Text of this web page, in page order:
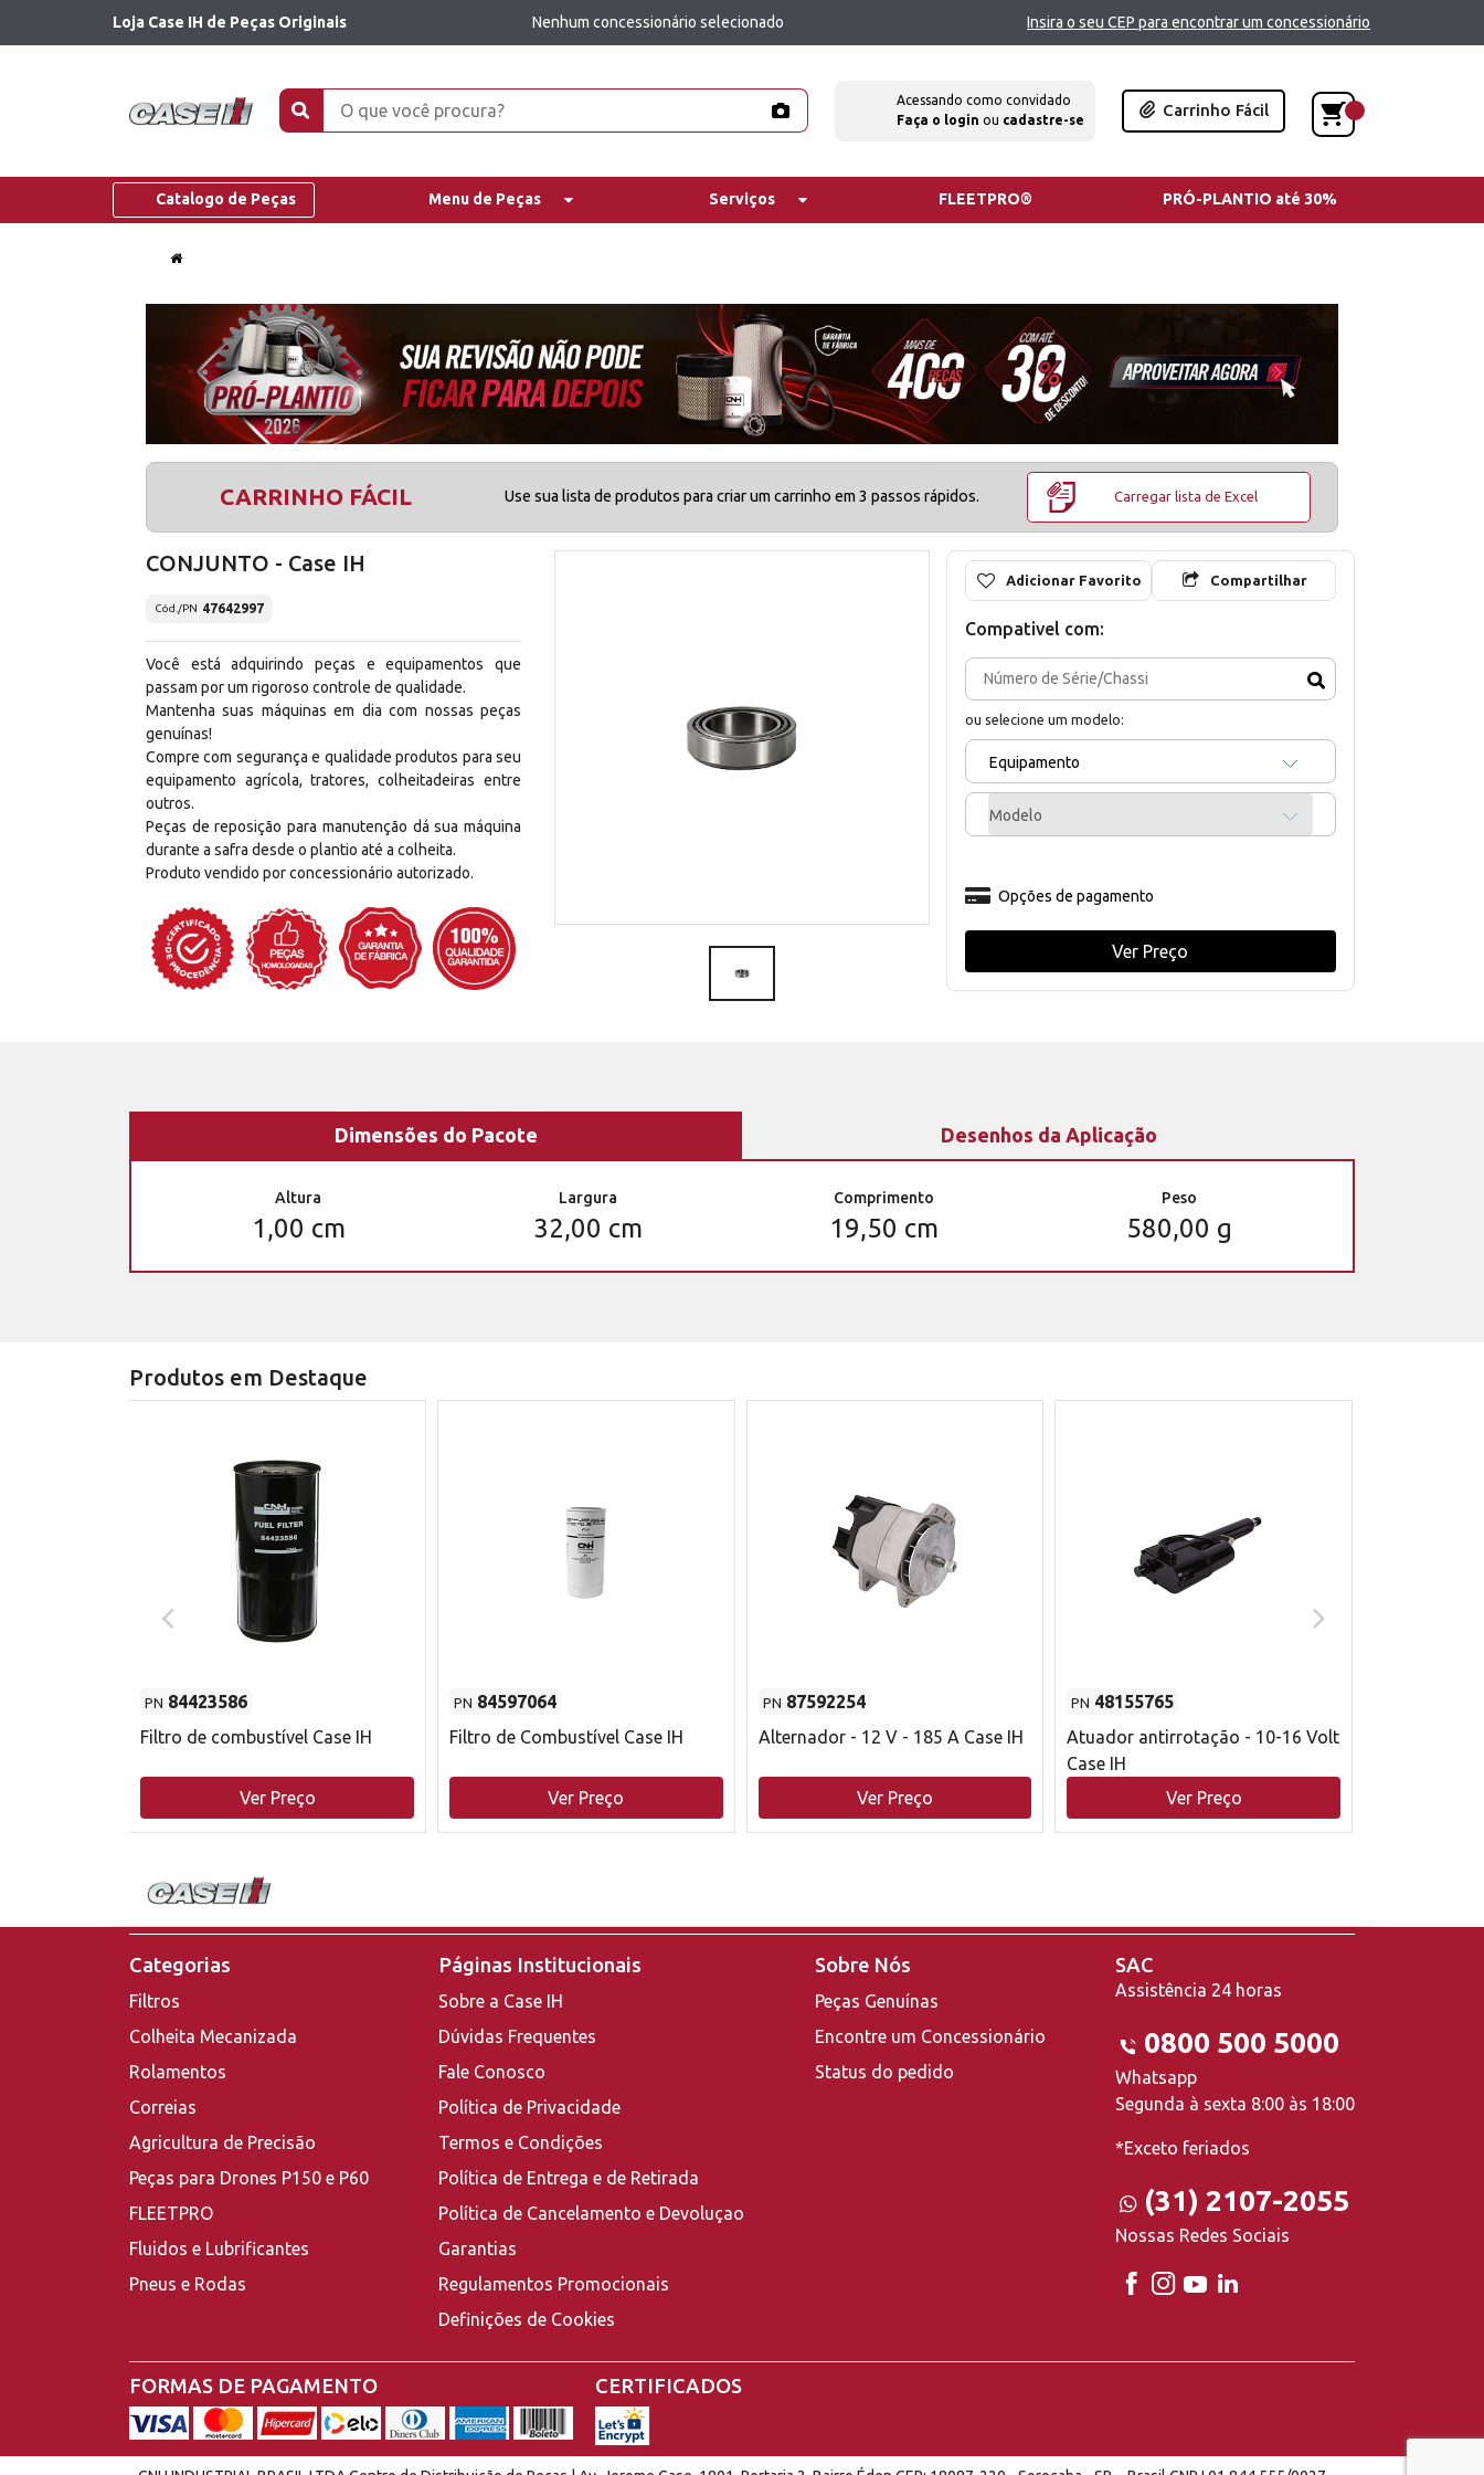
Loja Case IH de Peças Originais Nenhum concessionário selecionado Insira o seu CEP para encontrar um concessionário
Acessando como convidado
Faça o login ou cadastre-se
Carrinho Fácil
Catalogo de Peças Menu de Peças Serviços FLEETPRO® PRÓ-PLANTIO até 30%
CARRINHO FÁCIL Use sua lista de produtos para criar um carrinho em 3 passos rápidos. Carregar lista de Excel
CONJUNTO - Case IH
Cód./PN 47642997
Você está adquirindo peças e equipamentos que
passam por um rigoroso controle de qualidade.
Mantenha suas máquinas em dia com nossas peças
genuínas!
Compre com segurança e qualidade produtos para seu
equipamento agrícola, tratores, colheitadeiras entre
outros.
Peças de reposição para manutenção dá sua máquina
durante a safra desde o plantio até a colheita.
Produto vendido por concessionário autorizado.
Adicionar Favorito Compartilhar
Compativel com:
ou selecione um modelo:
Equipamento
Modelo
Opções de pagamento
Ver Preço
Dimensões do Pacote Desenhos da Aplicação
Altura
1,00 cm
Largura
32,00 cm
Comprimento
19,50 cm
Peso
580,00 g
Produtos em Destaque
PN 84423586
Filtro de combustível Case IH
Ver Preço
PN 84597064
Filtro de Combustível Case IH
Ver Preço
PN 87592254
Alternador - 12 V - 185 A Case IH
Ver Preço
PN 48155765
Atuador antirrotação - 10-16 Volt
Case IH
Ver Preço
Categorias
Filtros
Colheita Mecanizada
Rolamentos
Correias
Agricultura de Precisão
Peças para Drones P150 e P60
FLEETPRO
Fluidos e Lubrificantes
Pneus e Rodas
Páginas Institucionais
Sobre a Case IH
Dúvidas Frequentes
Fale Conosco
Política de Privacidade
Termos e Condições
Política de Entrega e de Retirada
Política de Cancelamento e Devoluçao
Garantias
Regulamentos Promocionais
Definições de Cookies
Sobre Nós
Peças Genuínas
Encontre um Concessionário
Status do pedido
SAC
Assistência 24 horas
0800 500 5000
Whatsapp
Segunda à sexta 8:00 às 18:00
*Exceto feriados
(31) 2107-2055
Nossas Redes Sociais
FORMAS DE PAGAMENTO CERTIFICADOS